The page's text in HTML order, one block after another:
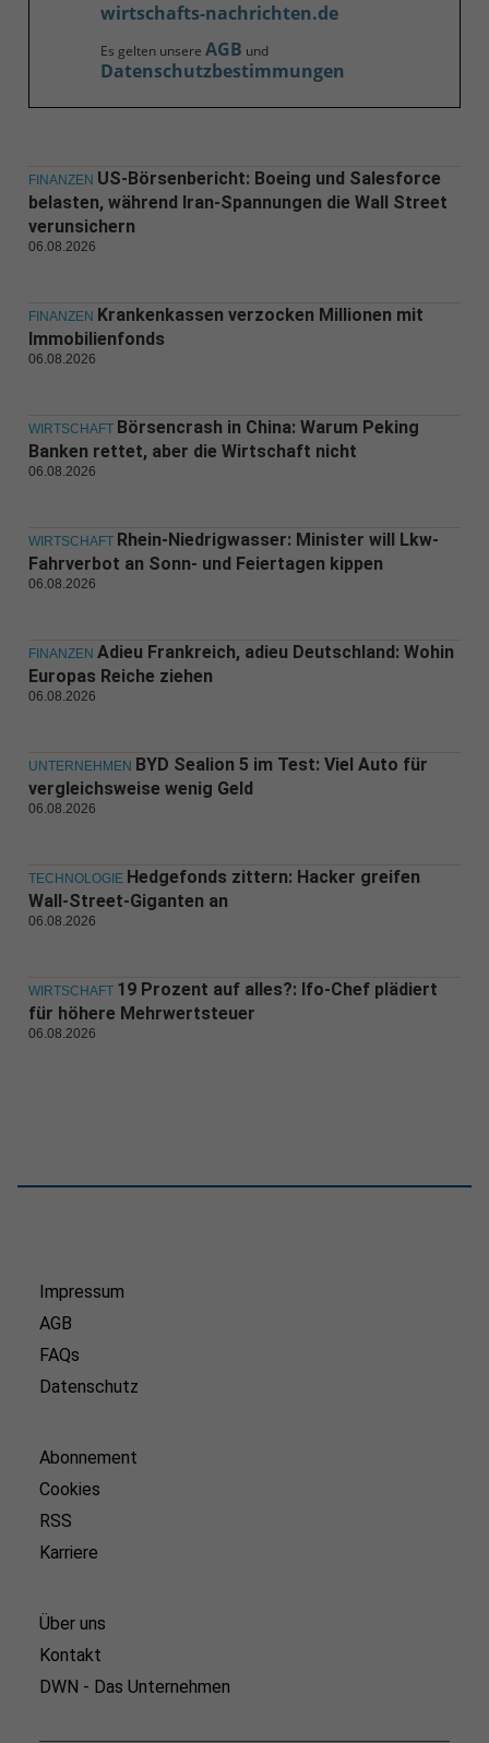
wirtschafts-nachrichten.de
Es gelten unsere AGB und
Datenschutzbestimmungen
FINANZEN US-Börsenbericht: Boeing und Salesforce
belasten, während Iran-Spannungen die Wall Street
verunsichern
06.08.2026
FINANZEN Krankenkassen verzocken Millionen mit
Immobilienfonds
06.08.2026
WIRTSCHAFT Börsencrash in China: Warum Peking
Banken rettet, aber die Wirtschaft nicht
06.08.2026
WIRTSCHAFT Rhein-Niedrigwasser: Minister will Lkw-
Fahrverbot an Sonn- und Feiertagen kippen
06.08.2026
FINANZEN Adieu Frankreich, adieu Deutschland: Wohin
Europas Reiche ziehen
06.08.2026
UNTERNEHMEN BYD Sealion 5 im Test: Viel Auto für
vergleichsweise wenig Geld
06.08.2026
TECHNOLOGIE Hedgefonds zittern: Hacker greifen
Wall-Street-Giganten an
06.08.2026
WIRTSCHAFT 19 Prozent auf alles?: Ifo-Chef plädiert
für höhere Mehrwertsteuer
06.08.2026
Impressum
AGB
FAQs
Datenschutz
Abonnement
Cookies
RSS
Karriere
Über uns
Kontakt
DWN - Das Unternehmen